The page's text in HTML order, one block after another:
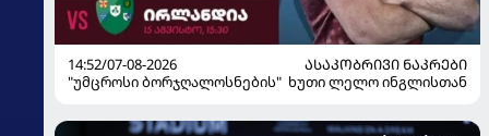
14:52/07-08-2026
ᲐᲡᲐᲙᲝᲑᲠᲘᲕᲘ ᲜᲐᲙᲠᲔᲑᲘ
"უმცროსი ბორჯღალოსნების" ხუთი ლელო ინგლისთან